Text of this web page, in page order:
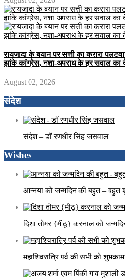
रायजादा के बयान पर सत्ती का करारा
झांके कांग्रेस, नशा-अपराध के हर सवाल का
August 02, 2026
संदेश
संदेश – डॉ रणधीर सिंह जसवाल
Wishes
आन्नया को जन्मदिन की बहुत – बहुत
दिशा तोमर {मीठू} करनाल काे
महाशिवरात्रि पर्व की सभी को